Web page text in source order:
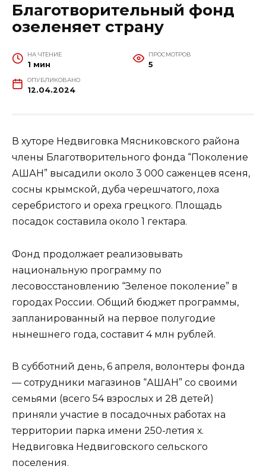
Благотворительный фонд
озеленяет страну
НА ЧТЕНИЕ
1 мин
ПРОСМОТРОВ
5
ОПУБЛИКОВАНО
12.04.2024
В хуторе Недвиговка Мясниковского района
члены Благотворительного фонда “Поколение
АШАН” высадили около 3 000 саженцев ясеня,
сосны крымской, дуба черешчатого, лоха
серебристого и ореха грецкого. Площадь
посадок составила около 1 гектара.
Фонд продолжает реализовывать
национальную программу по
лесовосстановлению “Зеленое поколение” в
городах России. Общий бюджет программы,
запланированный на первое полугодие
нынешнего года, составит 4 млн рублей.
В субботний день, 6 апреля, волонтеры фонда
— сотрудники магазинов “АШАН” со своими
семьями (всего 54 взрослых и 28 детей)
приняли участие в посадочных работах на
территории парка имени 250-летия х.
Недвиговка Недвиговского сельского
поселения.